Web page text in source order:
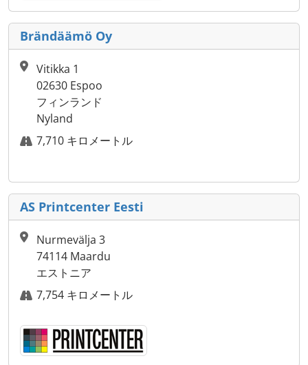
Brändäämö Oy
Vitikka 1
02630 Espoo
フィンランド
Nyland
7,710 キロメートル
AS Printcenter Eesti
Nurmevälja 3
74114 Maardu
エストニア
7,754 キロメートル